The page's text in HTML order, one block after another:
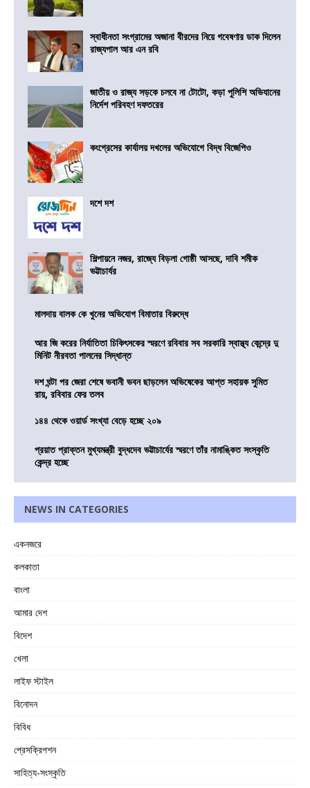
স্বাধীনতা সংগ্রামের অজানা বীরদের নিয়ে গবেষণার ডাক দিলেন
রাজ্যপাল আর এন রবি
জাতীয় ও রাজ্য সড়কে চলবে না টোটো, কড়া পুলিশি অভিযানের
নির্দেশ পরিবহণ দফতরের
কংগ্রেসের কার্যালয় দখলের অভিযোগে বিদ্ধ বিজেপিও
দশে দশ
শিল্পায়নে নজর, রাজ্যে বিড়লা গোষ্ঠী আসছে, দাবি শমীক
ভট্টাচার্যর
মালদায় বালক কে খুনের অভিযোগ বিমাতার বিরুদ্ধে
আর জি করের নির্যাতিতা চিকিৎসকের স্মরণে রবিবার সব সরকারি স্বাস্থ্য কেন্দ্রে দু
মিনিট নীরবতা পালনের সিদ্ধান্ত
দশ ঘন্টা পর জেরা শেষে ভবানী ভবন ছাড়লেন অভিষেকের আপ্ত সহায়ক সুমিত
রায়, রবিবার ফের তলব
১৪৪ থেকে ওয়ার্ড সংখ্যা বেড়ে হচ্ছে ২০৯
প্রয়াত প্রাক্তন মুখ্যমন্ত্রী বুদ্ধদেব ভট্টাচার্যের স্মরণে তাঁর নামাঙ্কিত সংস্কৃতি
কেন্দ্র হচ্ছে
NEWS IN CATEGORIES
একনজরে
কলকাতা
বাংলা
আমার দেশ
বিদেশ
খেলা
লাইফ স্টাইল
বিনোদন
বিবিধ
প্রেসক্রিপশন
সাহিত্য-সংস্কৃতি